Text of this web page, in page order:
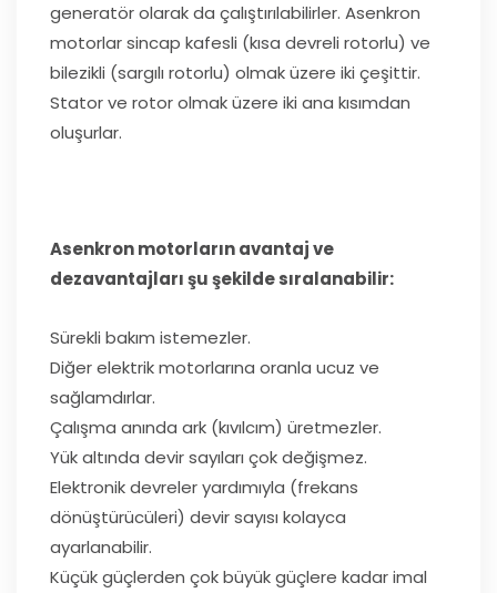
generatör olarak da çalıştırılabilirler. Asenkron
motorlar sincap kafesli (kısa devreli rotorlu) ve
bilezikli (sargılı rotorlu) olmak üzere iki çeşittir.
Stator ve rotor olmak üzere iki ana kısımdan
oluşurlar.
Asenkron motorların avantaj ve
dezavantajları şu şekilde sıralanabilir:
Sürekli bakım istemezler.
Diğer elektrik motorlarına oranla ucuz ve
sağlamdırlar.
Çalışma anında ark (kıvılcım) üretmezler.
Yük altında devir sayıları çok değişmez.
Elektronik devreler yardımıyla (frekans
dönüştürücüleri) devir sayısı kolayca
ayarlanabilir.
Küçük güçlerden çok büyük güçlere kadar imal